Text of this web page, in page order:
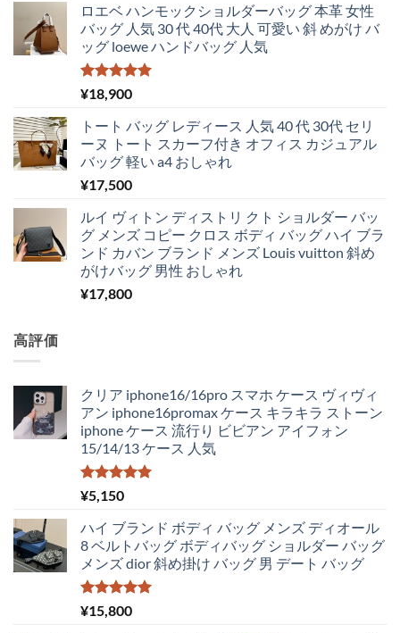
ロエベ ハンモックショルダーバッグ 本革 女性
バッグ 人気 30 代 40代 大人 可愛い 斜 めがけ バ
ッグ loewe ハンドバッグ 人気
5段階中
5.00の評価
¥18,900
トート バッグ レディース 人気 40 代 30代 セリ
ーヌ トート スカーフ付き オフィス カジュアル
バッグ 軽い a4 おしゃれ
¥17,500
ルイ ヴィトン ディストリ クト ショルダー バッ
グ メンズ コピー クロス ボディ バッグ ハイ ブラ
ンド カバン ブランド メンズ Louis vuitton 斜め
がけバッグ 男性 おしゃれ
¥17,800
高評価
クリア iphone16/16pro スマホ ケース ヴィヴィ
アン iphone16promax ケース キラキラ ストーン
iphone ケース 流行り ビビアン アイフォン
15/14/13 ケース 人気
5段階中
5.00
¥5,150
ハイ ブランド ボディ バッグ メンズ ディオール
8 ベルトバッグ ボディバッグ ショルダー バッグ
メンズ dior 斜め掛け バッグ 男 デート バッグ
5段階中
5.00の評価
¥15,800